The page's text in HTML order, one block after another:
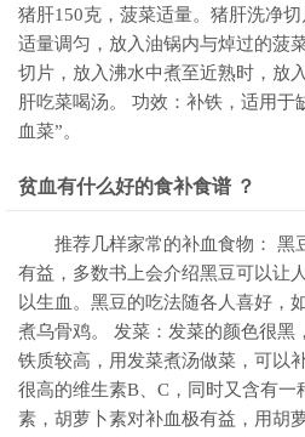
猪肝150克，菠菜适量。猪肝洗净
适量调匀，放入油锅内与焯过的菠
切片，放入沸水中煮至近熟时，放
肝吃菜喝汤。 功效：补铁，适用于
血菜”。
贫血有什么好的食补食谱 ？
推荐几样家常的补血食物： 黑
有益，多数书上会介绍黑豆可以让
以生血。黑豆的吃法随各人喜好，
煮乌骨鸡。 发菜：发菜的颜色很黑
铁质较高，用发菜煮汤做菜，可以
很高的维生素B、C，同时又含有一
素，胡萝卜素对补血极有益，用胡